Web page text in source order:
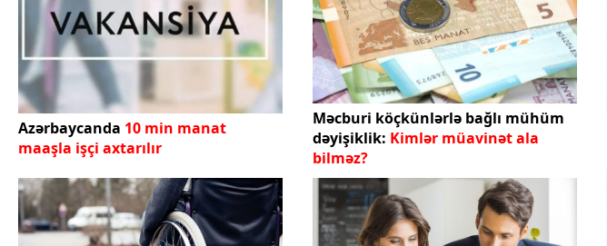
Azərbaycanda 10 min manat
maaşla işçi axtarılır
Məcburi köçkünlərlə bağlı mühüm
dəyişiklik: Kimlər müavinət ala
bilməz?